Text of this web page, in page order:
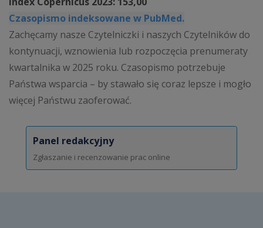
Czasopismo indeksowane w PubMed.
Zachęcamy nasze Czytelniczki i naszych Czytelników do
kontynuacji, wznowienia lub rozpoczęcia prenumeraty
kwartalnika w 2025 roku. Czasopismo potrzebuje
Państwa wsparcia – by stawało się coraz lepsze i mogło
więcej Państwu zaoferować.
Panel redakcyjny
Zgłaszanie i recenzowanie prac online